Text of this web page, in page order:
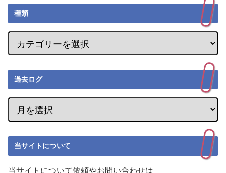
種類
過去ログ
当サイトについて
当サイトについて依頼やお問い合わせは